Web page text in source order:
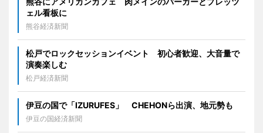
ェル看板に
熊谷経済新聞
松戸でロックセッションイベント 初心者歓迎、大音量で
演奏楽しむ
松戸経済新聞
伊豆の国で「IZURUFES」 CHEHONら出演、地元勢も
伊豆の国経済新聞